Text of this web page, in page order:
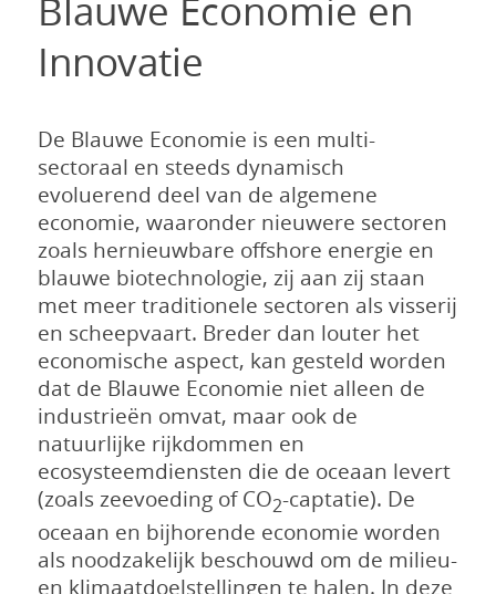
Blauwe Economie en
Innovatie
De Blauwe Economie is een multi-
sectoraal en steeds dynamisch
evoluerend deel van de algemene
economie, waaronder nieuwere sectoren
zoals hernieuwbare offshore energie en
blauwe biotechnologie, zij aan zij staan
met meer traditionele sectoren als visserij
en scheepvaart. Breder dan louter het
economische aspect, kan gesteld worden
dat de Blauwe Economie niet alleen de
industrieën omvat, maar ook de
natuurlijke rijkdommen en
ecosysteemdiensten die de oceaan levert
(zoals zeevoeding of CO2-captatie). De
oceaan en bijhorende economie worden
als noodzakelijk beschouwd om de milieu-
en klimaatdoelstellingen te halen. In deze